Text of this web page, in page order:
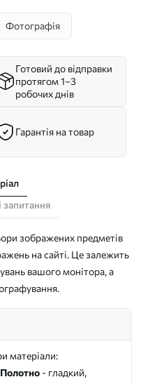
Фотографія
Готовий до відправки
протягом 1–3
робочих днів
Гарантія на товар
зображених предметів
на сайті. Це залежить
вашого монітора, а
матеріали:
- гладкий,